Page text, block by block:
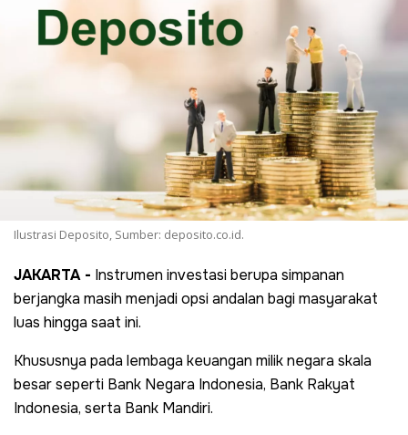
Ilustrasi Deposito, Sumber: deposito.co.id.
JAKARTA - Instrumen investasi berupa simpanan
berjangka masih menjadi opsi andalan bagi masyarakat
luas hingga saat ini.
Khususnya pada lembaga keuangan milik negara skala
besar seperti Bank Negara Indonesia, Bank Rakyat
Indonesia, serta Bank Mandiri.